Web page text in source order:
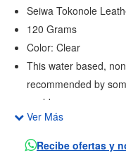
Seiwa Tokonole
120 Grams
Color: Clear
This water based,
recommended by
world.
It’s great for
glossy glass-like
Ver Más
Recibe ofertas y